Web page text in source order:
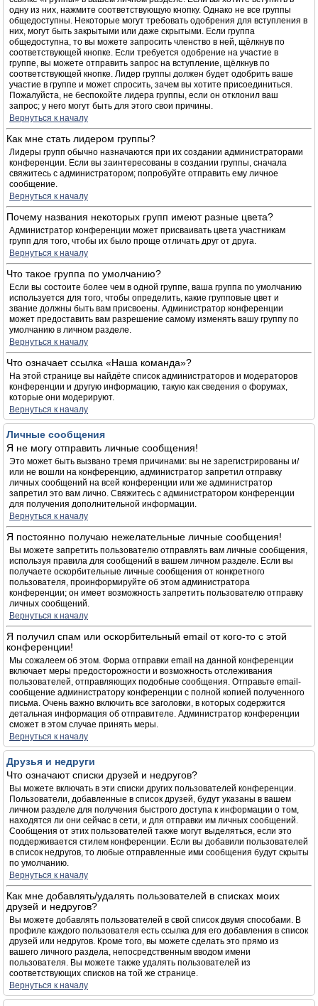
одну из них, нажмите соответствующую кнопку. Однако не все группы
общедоступны. Некоторые могут требовать одобрения для вступления в
них, могут быть закрытыми или даже скрытыми. Если группа
общедоступна, то вы можете запросить членство в ней, щёлкнув по
соответствующей кнопке. Если требуется одобрение на участие в
группе, вы можете отправить запрос на вступление, щёлкнув по
соответствующей кнопке. Лидер группы должен будет одобрить ваше
участие в группе и может спросить, зачем вы хотите присоединиться.
Пожалуйста, не беспокойте лидера группы, если он отклонил ваш
запрос; у него могут быть для этого свои причины.
Вернуться к началу
Как мне стать лидером группы?
Лидеры групп обычно назначаются при их создании администраторами
конференции. Если вы заинтересованы в создании группы, сначала
свяжитесь с администратором; попробуйте отправить ему личное
сообщение.
Вернуться к началу
Почему названия некоторых групп имеют разные цвета?
Администратор конференции может присваивать цвета участникам
групп для того, чтобы их было проще отличать друг от друга.
Вернуться к началу
Что такое группа по умолчанию?
Если вы состоите более чем в одной группе, ваша группа по умолчанию
используется для того, чтобы определить, какие групповые цвет и
звание должны быть вам присвоены. Администратор конференции
может предоставить вам разрешение самому изменять вашу группу по
умолчанию в личном разделе.
Вернуться к началу
Что означает ссылка «Наша команда»?
На этой странице вы найдёте список администраторов и модераторов
конференции и другую информацию, такую как сведения о форумах,
которые они модерируют.
Вернуться к началу
Личные сообщения
Я не могу отправить личные сообщения!
Это может быть вызвано тремя причинами: вы не зарегистрированы и/
или не вошли на конференцию, администратор запретил отправку
личных сообщений на всей конференции или же администратор
запретил это вам лично. Свяжитесь с администратором конференции
для получения дополнительной информации.
Вернуться к началу
Я постоянно получаю нежелательные личные сообщения!
Вы можете запретить пользователю отправлять вам личные сообщения,
используя правила для сообщений в вашем личном разделе. Если вы
получаете оскорбительные личные сообщения от конкретного
пользователя, проинформируйте об этом администратора
конференции; он имеет возможность запретить пользователю отправку
личных сообщений.
Вернуться к началу
Я получил спам или оскорбительный email от кого-то с этой
конференции!
Мы сожалеем об этом. Форма отправки email на данной конференции
включает меры предосторожности и возможность отслеживания
пользователей, отправляющих подобные сообщения. Отправьте email-
сообщение администратору конференции с полной копией полученного
письма. Очень важно включить все заголовки, в которых содержится
детальная информация об отправителе. Администратор конференции
сможет в этом случае принять меры.
Вернуться к началу
Друзья и недруги
Что означают списки друзей и недругов?
Вы можете включать в эти списки других пользователей конференции.
Пользователи, добавленные в список друзей, будут указаны в вашем
личном разделе для получения быстрого доступа к информации о том,
находятся ли они сейчас в сети, и для отправки им личных сообщений.
Сообщения от этих пользователей также могут выделяться, если это
поддерживается стилем конференции. Если вы добавили пользователей
в список недругов, то любые отправленные ими сообщения будут скрыты
по умолчанию.
Вернуться к началу
Как мне добавлять/удалять пользователей в списках моих
друзей и недругов?
Вы можете добавлять пользователей в свой список двумя способами. В
профиле каждого пользователя есть ссылка для его добавления в список
друзей или недругов. Кроме того, вы можете сделать это прямо из
вашего личного раздела, непосредственным вводом имени
пользователя. Вы можете также удалять пользователей из
соответствующих списков на той же странице.
Вернуться к началу